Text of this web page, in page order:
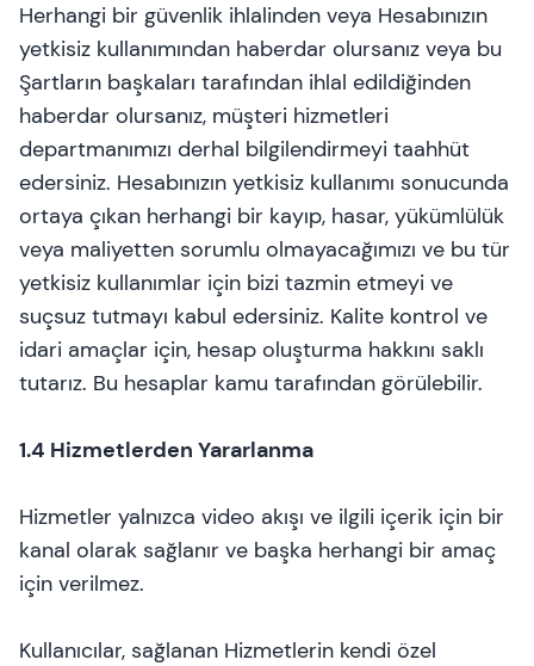
Herhangi bir güvenlik ihlalinden veya Hesabınızın
yetkisiz kullanımından haberdar olursanız veya bu
Şartların başkaları tarafından ihlal edildiğinden
haberdar olursanız, müşteri hizmetleri
departmanımızı derhal bilgilendirmeyi taahhüt
edersiniz. Hesabınızın yetkisiz kullanımı sonucunda
ortaya çıkan herhangi bir kayıp, hasar, yükümlülük
veya maliyetten sorumlu olmayacağımızı ve bu tür
yetkisiz kullanımlar için bizi tazmin etmeyi ve
suçsuz tutmayı kabul edersiniz. Kalite kontrol ve
idari amaçlar için, hesap oluşturma hakkını saklı
tutarız. Bu hesaplar kamu tarafından görülebilir.
1.4 Hizmetlerden Yararlanma
Hizmetler yalnızca video akışı ve ilgili içerik için bir
kanal olarak sağlanır ve başka herhangi bir amaç
için verilmez.
Kullanıcılar, sağlanan Hizmetlerin kendi özel